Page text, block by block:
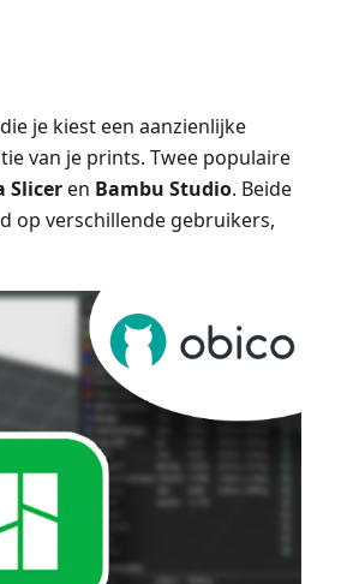
je kiest een aanzienlijke
van je prints. Twee populaire
Sliceren Bambu Studio. Beide
op verschillende gebruikers,